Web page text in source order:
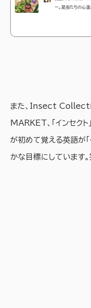
ー。昆虫たちの心
また、Insect
MARKET、「インセク
が初めて覚える英語が「
かな目標にしています